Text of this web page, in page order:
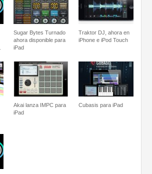
Sugar Bytes Turnado
ahora disponible para
iPad
Traktor DJ, ahora en
iPhone e iPod Touch
Akai lanza IMPC para
iPad
Cubasis para iPad